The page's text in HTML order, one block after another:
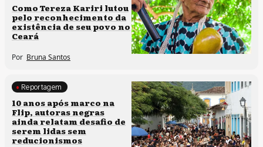
Comunidades tradicionais
Como Tereza Kariri lutou
pelo reconhecimento da
existência de seu povo no
Ceará
Por Bruna Santos
Processos artísticos
Reportagem
10 anos após marco na
Flip, autoras negras
ainda relatam desafio de
serem lidas sem
reducionismos